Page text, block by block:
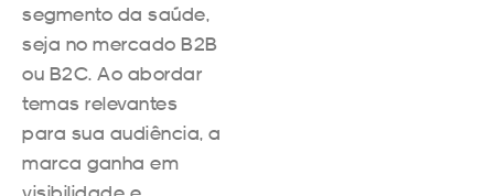
segmento da saúde,
seja no mercado B2B
ou B2C. Ao abordar
temas relevantes
para sua audiência, a
marca ganha em